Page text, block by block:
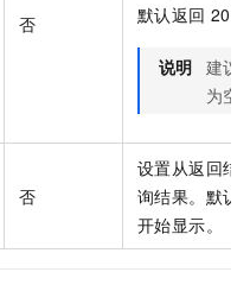
否
默认返回 20
说明 建议
为空
否
设置从返回结
询结果。默认
开始显示。